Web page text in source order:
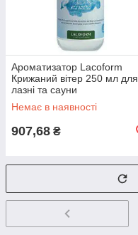
Ароматизатор Lacoform
Крижаний вітер 250 мл для
лазні та сауни
Немає в наявності
907,68 ₴